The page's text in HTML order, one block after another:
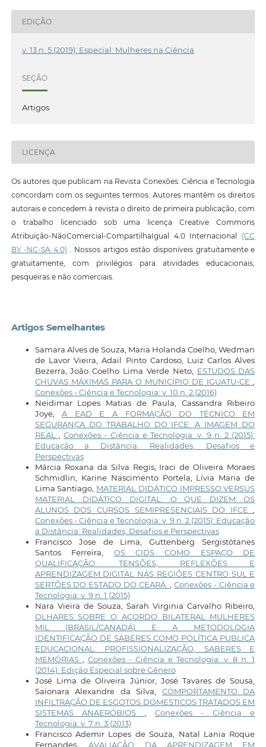
EDIÇÃO
v. 13 n. 5 (2019): Especial: Mulheres na Ciência
SEÇÃO
Artigos
LICENÇA
Os autores que publicam na Revista Conexões: Ciência e Tecnologia
concordam com os seguintes termos: Autores mantêm os direitos
autorais e concedem à revista o direito de primeira publicação, com
o trabalho licenciado sob uma licença Creative Commons
Atribuição-NãoComercial-CompartilhaIgual 4.0 Internacional (CC
BY -NC-SA 4.0) . Nossos artigos estão disponíveis gratuitamente e
gratuitamente, com privilégios para atividades educacionais,
pesqueiras e não comerciais.
Artigos Semelhantes
Samara Alves de Souza, Maria Holanda Coelho, Wedman
de Lavor Vieira, Adail Pinto Cardoso, Luiz Carlos Alves
Bezerra, João Coelho Lima Verde Neto, ESTUDOS DAS
CHUVAS MÁXIMAS PARA O MUNICÍPIO DE IGUATU-CE
Conexões - Ciência e Tecnologia: v. 10 n. 2 (2016)
Neidimar Lopes Matias de Paula, Cassandra Ribeiro
Joye,A EAD E A FORMAÇÃO DO TÉCNICO EM
SEGURANÇA DO TRABALHO DO IFCE: A IMAGEM DO
REAL
,Conexões - Ciência e Tecnologia: v. 9 n. 2 (2015):
Educação a Distância: Realidades, Desafios e
Perspectivas
Márcia Roxana da Silva Regis, Iraci de Oliveira Moraes
Schmidlin, Karine Nascimento Portela, Lívia Maria de
Lima Santiago, MATERIAL DIDÁTICO IMPRESSO VERSUS
MATERIAL DIDÁTICO DIGITAL: O QUE DIZEM OS
ALUNOS DOS CURSOS SEMIPRESENCIAIS DO IFCE
Conexões - Ciência e Tecnologia: v. 9 n. 2 (2015): Educação
a Distância: Realidades, Desafios e Perspectivas
Francisco Jose de Lima, Guttenberg Sergistótanes
Santos Ferreira, OS CIDS COMO ESPAÇO DE
QUALIFICAÇÃO: TENSÕES, REFLEXÕES E
APRENDIZAGEM DIGITAL NAS REGIÕES CENTRO SUL E
SERTÕES DO ESTADO DO CEARÁ.
Conexões - Ciência e
Tecnologia: v. 9 n. 1 (2015)
Nara Vieira de Souza, Sarah Virginia Carvalho Ribeiro,
OLHARES SOBRE O ACORDO BILATERAL MULHERES
MIL (BRASIL/CANADÁ) E A METODOLOGIA
IDENTIFICAÇÃO DE SABERES COMO POLÍTICA PUBLICA
EDUCACIONAL: PROFISSIONALIZAÇÃO, SABERES E
MEMÓRIAS
Conexões - Ciência e Tecnologia: v. 8 n. 1
(2014): Edição Especial sobre Gênero
José Lima de Oliveira Júnior, José Tavares de Sousa,
Saionara Alexandre da Silva, COMPORTAMENTO DA
INFILTRAÇÃO DE ESGOTOS DOMESTICOS TRATADOS EM
SISTEMAS ANAERÓBIOS
,Conexões - Ciência e
Tecnologia: v. 7 n. 3 (2013)
Francisco Ademir Lopes de Souza, Natal Lania Roque
Fernandes,AVALIAÇÃO DA APRENDIZAGEM EM